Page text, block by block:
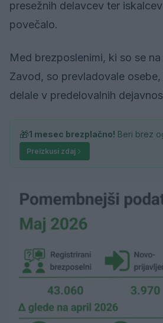
presežnih delavcev ter
povečalo.
Med brezposlenimi, ki so se
Zavod, so prevladovale
delale v predelovalnih
🎁1 mesec brezplačno! Beri brez
Preizkusi zdaj